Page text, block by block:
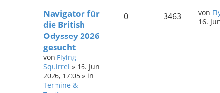
Navigator für
die British
Odyssey 2026
gesucht
von Flying
Squirrel » 16. Jun
2026, 17:05 » in
Termine &
0 3463 von
16.